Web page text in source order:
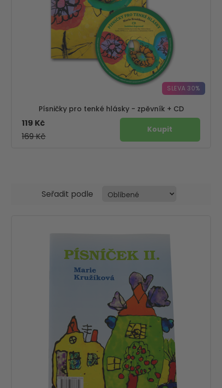
SLEVA 30%
Písničky pro tenké hlásky - zpěvník + CD
169 Kč
119 Kč
Seřadit podle